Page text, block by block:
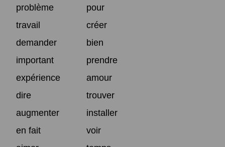
problème
pour
travail
créer
demander
bien
important
prendre
expérience
amour
dire
trouver
augmenter
installer
en fait
voir